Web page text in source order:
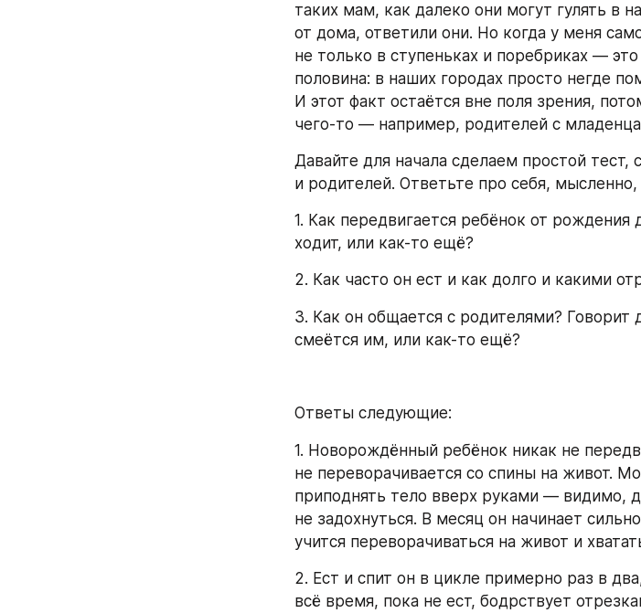
таких мам, как далеко они могут гулять в
от дома, ответили они. Но когда у меня
не только в ступеньках и поребриках —
половина: в наших городах просто негде
И этот факт остаётся вне поля зрения,
чего-то — например, родителей с
Давайте для начала сделаем простой тест,
и родителей. Ответьте про себя,
1. Как передвигается ребёнок от
ходит, или как-то ещё?
2. Как часто он ест и как долго и какими
3. Как он общается с родителями?
смеётся им, или как-то ещё?
Ответы следующие:
1. Новорождённый ребёнок никак не
не переворачивается со спины на живот.
приподнять тело вверх руками — видимо,
не задохнуться. В месяц он начинает
учится переворачиваться на живот и
2. Ест и спит он в цикле примерно раз в
всё время, пока не ест, бодрствует